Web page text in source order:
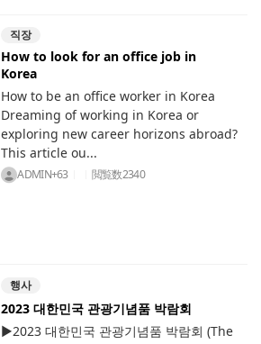
직장
How to look for an office job in
Korea
How to be an office worker in Korea
Dreaming of working in Korea or
exploring new career horizons abroad?
This article ou...
ADMIN+63 閲覧数2340
행사
2023 대한민국 관광기념품 박람회
▶2023 대한민국 관광기념품 박람회 (The